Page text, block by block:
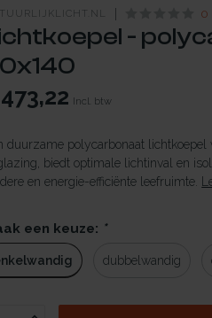
0
-
Incl. btw
duurzame polycarbonaat
biedt optimale lichtinval en
en energie-efficiënte leefruimte.
een keuze: *
dubbelwandig